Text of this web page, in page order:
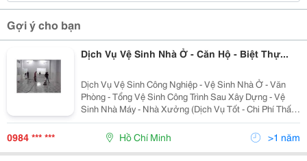
Gợi ý cho bạn
Dịch Vụ Vệ Sinh Nhà Ở - Căn Hộ - Biệt Thự...
Dịch Vụ Vệ Sinh Công Nghiệp - Vệ Sinh Nhà Ở - Văn
Phòng - Tổng Vệ Sinh Công Trình Sau Xây Dựng - Vệ
Sinh Nhà Máy - Nhà Xưởng (Dịch Vụ Tốt - Chi Phí Thấp
- Tiết Kiệm Thời Gian) | Lh: 0902.311.839 -
0984.632.710 Cty Tnhh Đt Tm Dv Hoàng Gia Với Các G
0984 *** *** Hồ Chí Minh >1 năm